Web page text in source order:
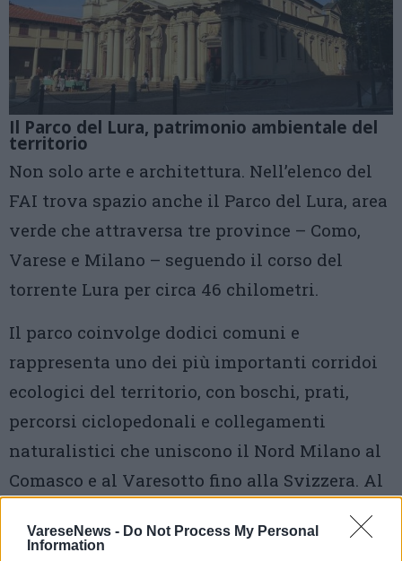
VareseNews - Do Not Process My Personal
Information
Il Parco del Lura, patrimonio ambientale del
territorio
Non solo arte e architettura. Nell’elenco del
FAI trova spazio anche il Parco del Lura, area
verde che attraversa tre province – Como,
Varese e Milano – seguendo il corso del
torrente Lura per circa 46 chilometri.
Il parco coinvolge dodici comuni e
rappresenta uno dei più importanti corridoi
ecologici del territorio, con boschi, prati,
percorsi ciclopedonali e collegamenti
naturalistici che uniscono il Nord Milano al
Comasco e al Varesotto fino alla Svizzera. Al
suo interno si trovano anche numerosi beni
storici come cappelle, ville, cascine e antichi